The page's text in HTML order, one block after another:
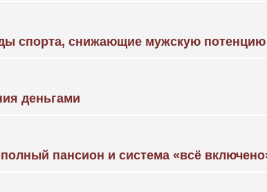
спорта, снижающие мужскую потенцию
деньгами
пансион и система «всё